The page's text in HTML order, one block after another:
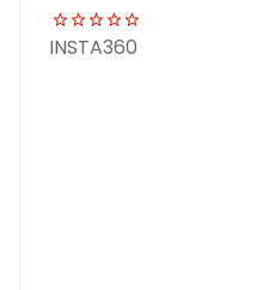
INSTA360